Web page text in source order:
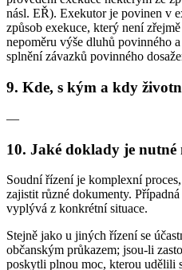
násl. EŘ). Exekutor je povinen v
způsob exekuce, který není
nepoměru výše dluhů povinného
splnění závazků povinného
9. Kde, s kým a kdy
—
10. Jaké doklady je nutné
Soudní řízení je komplexní
zajistit různé dokumenty.
vyplývá z konkrétní situace.
Stejně jako u jiných řízení se
občanským průkazem; jsou-li
poskytli plnou moc, kterou udělili